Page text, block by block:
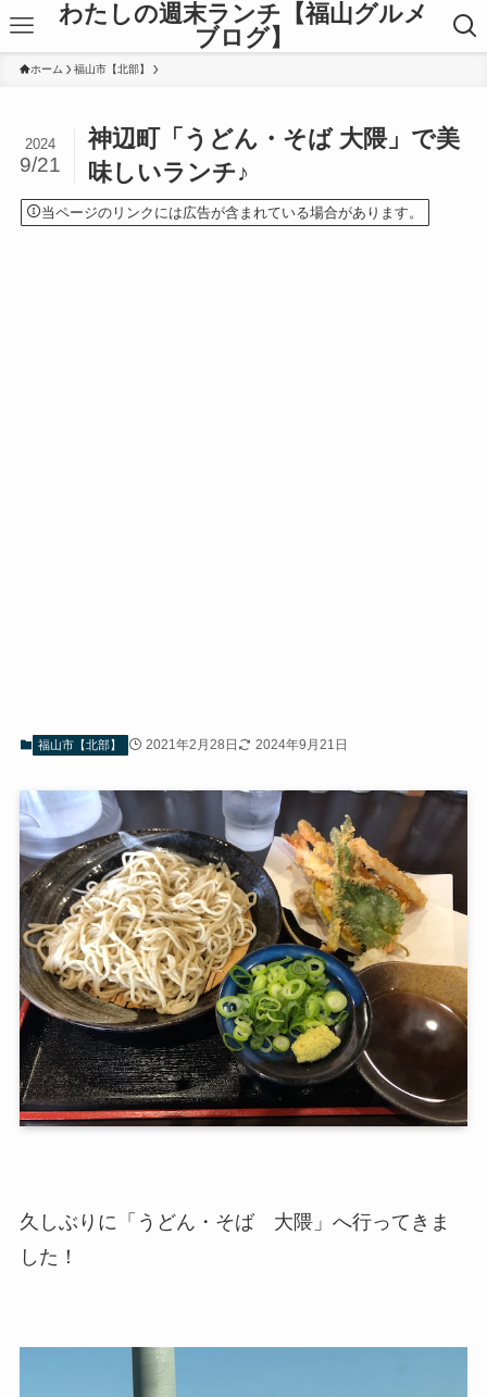
わたしの週末ランチ【福山グルメ
ブログ】
ホーム 福山市【北部】
神辺町「うどん・そば 大隈」で美
味しいランチ♪
2024
9/21
当ページのリンクには広告が含まれている場合があります。
福山市【北部】 2021年2月28日 2024年9月21日
久しぶりに「うどん・そば 大隈」へ行ってきま
した！